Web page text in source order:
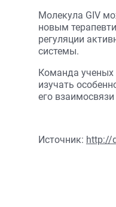
Молекула GIV
новым
регуляции
системы.
Команда ученых
изучать
его
Источник: http://